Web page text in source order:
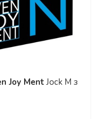
Joy Ment Jock M з